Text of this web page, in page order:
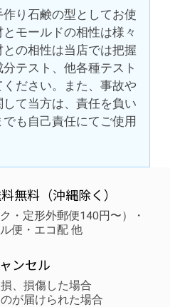
り石鹸の型としてお使
モールドの相性は様々
の相性は当店では把握
テスト、他各種テスト
ださい。また、事故や
して当方は、責任を負い
も自己責任にてご使用
無料（沖縄除く）
・定形外郵便140円〜）・
便・エコ配 他
ンセル
、損傷した場合
が届けられた場合